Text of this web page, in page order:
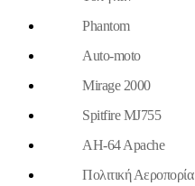
Phantom
Auto-moto
Mirage 2000
Spitfire MJ755
AH-64 Apache
Πολιτική Αεροπορία